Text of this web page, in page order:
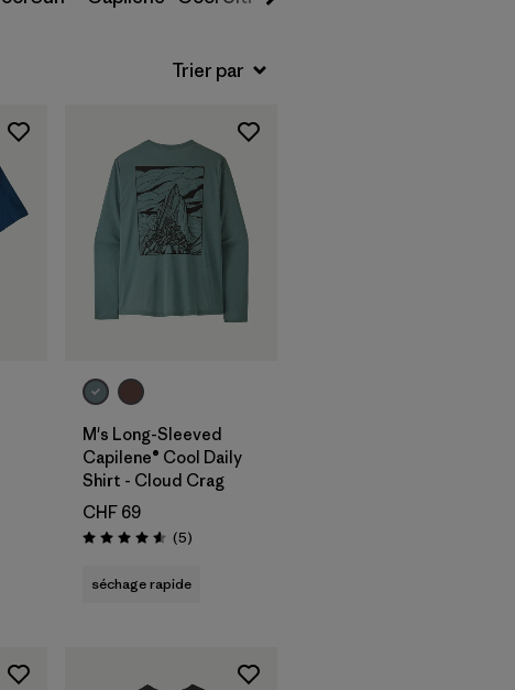
M's Long-Sleeved
Capilene® Cool Daily
Shirt - Cloud Crag
CHF 69
Évaluation: 4.6 / 5
(5Avis
)
séchage rapide